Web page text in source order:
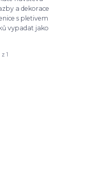
a dekorace
s pletivem
vypadat jako
z 1